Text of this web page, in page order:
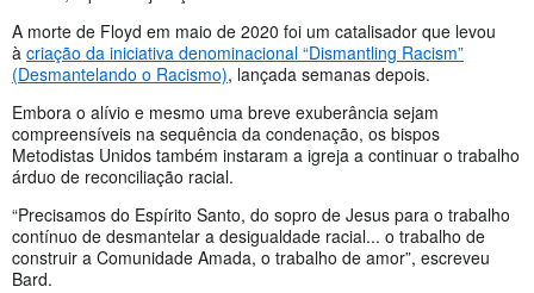
A morte de Floyd em maio de 2020 foi um catalisador que levou
à criação da iniciativa denominacional “Dismantling Racism”
(Desmantelando o Racismo), lançada semanas depois.
Embora o alívio e mesmo uma breve exuberância sejam
compreensíveis na sequência da condenação, os bispos
Metodistas Unidos também instaram a igreja a continuar o trabalho
árduo de reconciliação racial.
“Precisamos do Espírito Santo, do sopro de Jesus para o trabalho
contínuo de desmantelar a desigualdade racial... o trabalho de
construir a Comunidade Amada, o trabalho de amor”, escreveu
Bard.